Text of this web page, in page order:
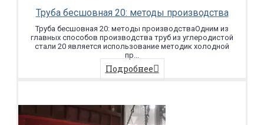
Труба бесшовная 20: методы производства
Труба бесшовная 20: методы производстваОдним из
главных способов производства труб из углеродистой
стали 20 является использование методик холодной
пр...
Подробнее